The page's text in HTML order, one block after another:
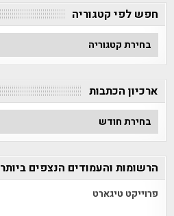
חפש לפי קטגוריה
חפש
לפי
ארכיון הכתבות
ארכיון
הכתבות
הרשומות והעמודים הנצפים ביותר
פרוייקט טיגארט